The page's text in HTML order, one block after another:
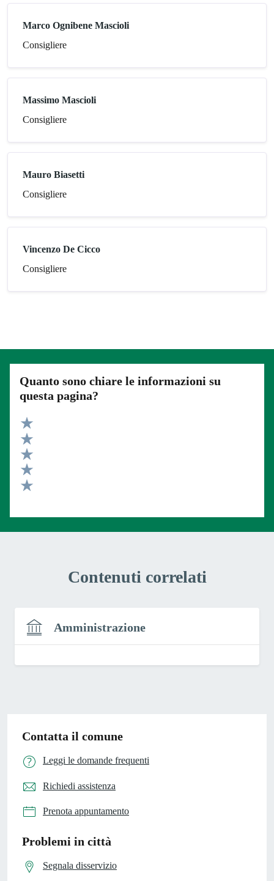
Marco Ognibene Mascioli
Consigliere
Massimo Mascioli
Consigliere
Mauro Biasetti
Consigliere
Vincenzo De Cicco
Consigliere
Quanto sono chiare le informazioni su
questa pagina?
Valuta 5 stelle su 5
Valuta 4 stelle su 5
Valuta 3 stelle su 5
Valuta 2 stelle su 5
Contenuti correlati
Amministrazione
Contatta il comune
Leggi le domande frequenti
Richiedi assistenza
Prenota appuntamento
Problemi in città
Segnala disservizio